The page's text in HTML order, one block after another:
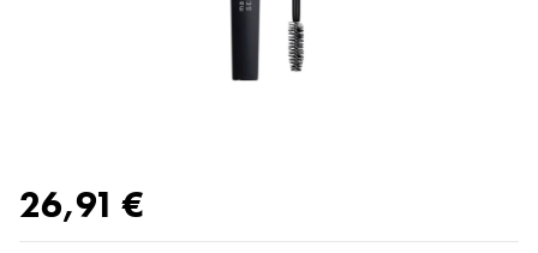
26,91 €